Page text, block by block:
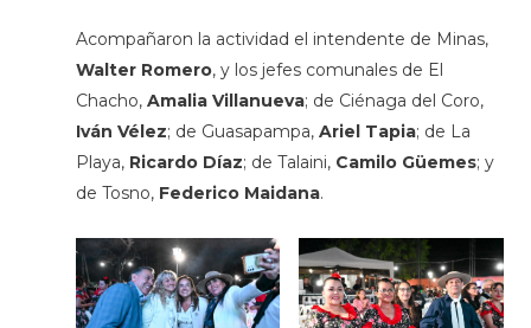
Acompañaron la actividad el intendente de Minas,
Walter Romero, y los jefes comunales de El
Chacho, Amalia Villanueva; de Ciénaga del Coro,
Iván Vélez; de Guasapampa, Ariel Tapia; de La
Playa, Ricardo Díaz; de Talaini, Camilo Güemes; y
de Tosno, Federico Maidana.